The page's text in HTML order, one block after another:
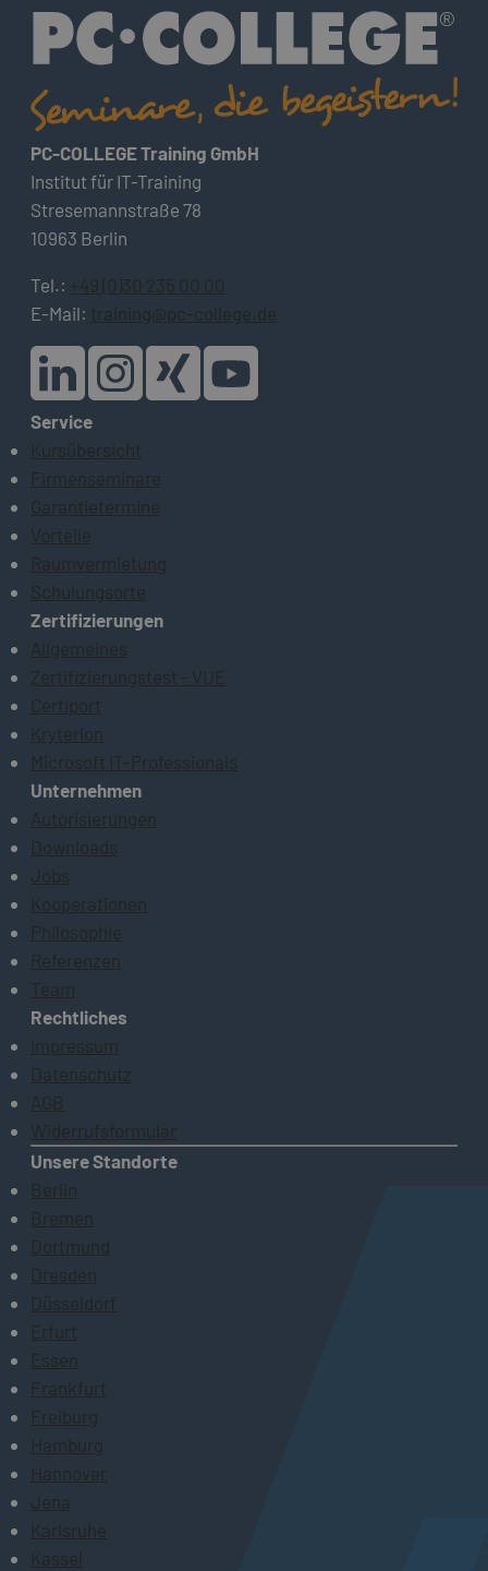
PC-COLLEGE Training GmbH
Institut für IT-Training
Stresemannstraße 78
10963 Berlin
Tel.: +49 (0)30 235 00 00
E-Mail: training@pc-college.de
Service
Kursübersicht
Firmenseminare
Garantietermine
Vorteile
Raumvermietung
Schulungsorte
Zertifizierungen
Allgemeines
Zertifizierungstest - VUE
Certiport
Kryterion
Microsoft IT-Professionals
Unternehmen
Autorisierungen
Downloads
Jobs
Kooperationen
Philosophie
Referenzen
Team
Rechtliches
Impressum
Datenschutz
AGB
Widerrufsformular
Unsere Standorte
Berlin
Bremen
Dortmund
Dresden
Düsseldorf
Erfurt
Essen
Frankfurt
Freiburg
Hamburg
Hannover
Jena
Karlsruhe
Kassel